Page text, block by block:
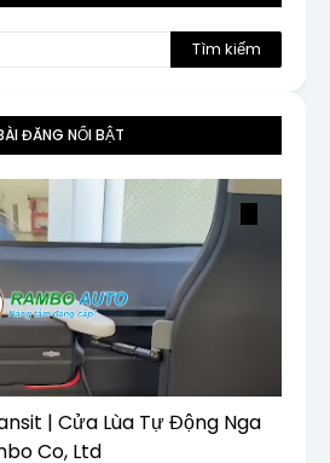
ĐĂNG NỔI BẬT
| Cửa Lùa Tự Động Nga
Co, Ltd